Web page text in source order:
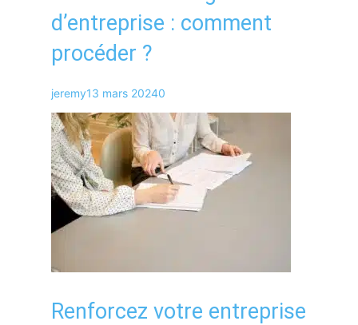
d’entreprise : comment
procéder ?
jeremy13 mars 20240
Renforcez votre entreprise